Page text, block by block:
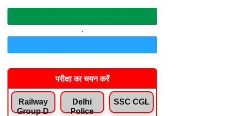
.
परीक्षा का चयन करें
Railway
Group D
Delhi
Police
SSC CGL